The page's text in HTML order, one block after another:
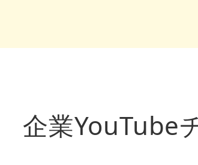
企業YouTube